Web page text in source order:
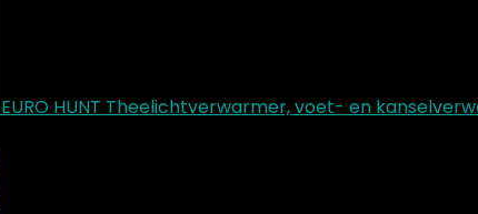
EURO HUNT Theelichtverwarmer, voet- en